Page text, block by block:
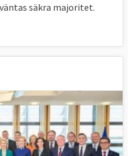
säkra majoritet.